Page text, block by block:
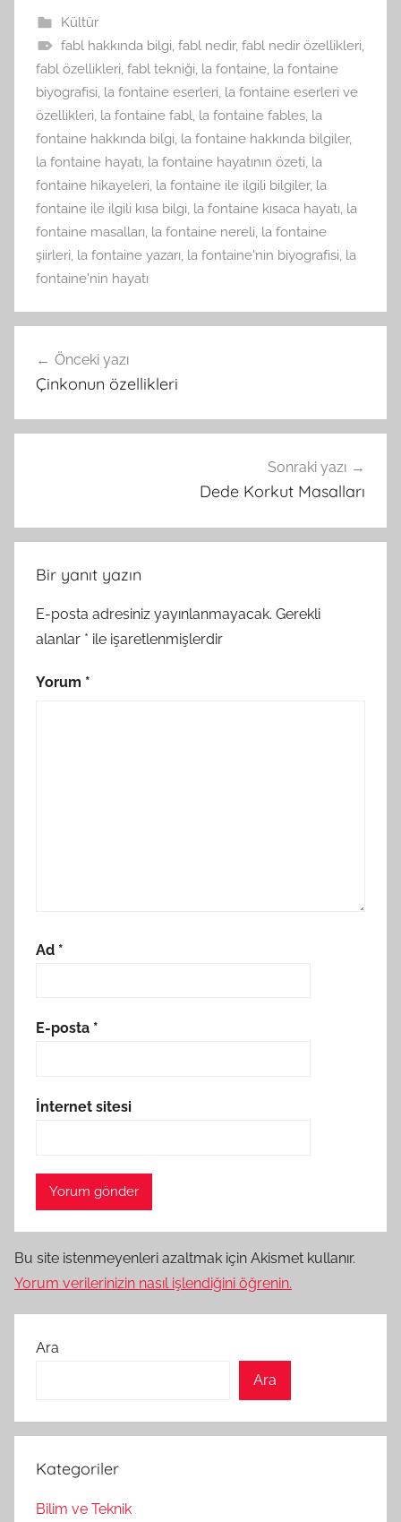
Kültür
fabl hakkında bilgi fabl nedir, fabl nedir özellikleri
fabl özellikleri fabl tekniği la fontaine la fontaine
biyografisi la fontaine eserleri la fontaine eserleri ve
özellikleri la fontaine fabl la fontaine fables la
fontaine hakkında bilgi la fontaine hakkında bilgiler,
la fontaine hayatı la fontaine hayatının özeti la
fontaine hikayeleri la fontaine ile ilgili bilgiler, la
fontaine ile ilgili kısa bilgi la fontaine kısaca hayatı la
fontaine masalları la fontaine nereli la fontaine
şiirleri la fontaine yazarı la fontaine'nin biyografisi la
fontaine'nin hayatı
gezinmesi
Önceki yazı
Çinkonun özellikleri
Sonraki yazı
Dede Korkut Masalları
Bir yanıt yazın
E-posta adresiniz yayınlanmayacak. Gerekli
alanlar * ile işaretlenmişlerdir
Yorum *
Ad *
E-posta *
İnternet sitesi
Bu site istenmeyenleri azaltmak için Akismet kullanır.
Yorum verilerinizin nasıl işlendiğini öğrenin.
Ara
Ara
Kategoriler
Bilim ve Teknik